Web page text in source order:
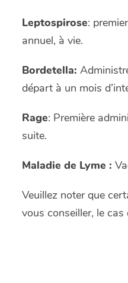
Leptospirose:
annuel, à vie.
Bordetella:
départ à un mois
Rage: Première
suite.
Maladie de Lyme :
Veuillez noter que
vous conseiller, le cas